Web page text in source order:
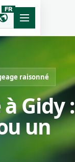
FR
raisonné
Gidy :
un